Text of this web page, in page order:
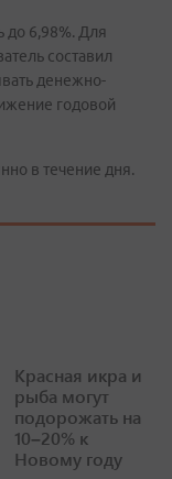
до 6,98%. Для
составил
денежно-
годовой
в течение дня.
Красная икра и
рыба могут
подорожать на
10–20% к
Новому году